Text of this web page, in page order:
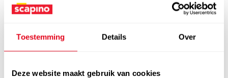
Toestemming Details Over
Deze website maakt gebruik van cookies